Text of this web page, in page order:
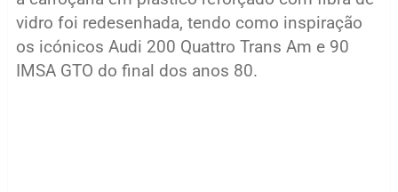
vidro foi redesenhada, tendo como inspiração
os icónicos Audi 200 Quattro Trans Am e 90
IMSA GTO do final dos anos 80.